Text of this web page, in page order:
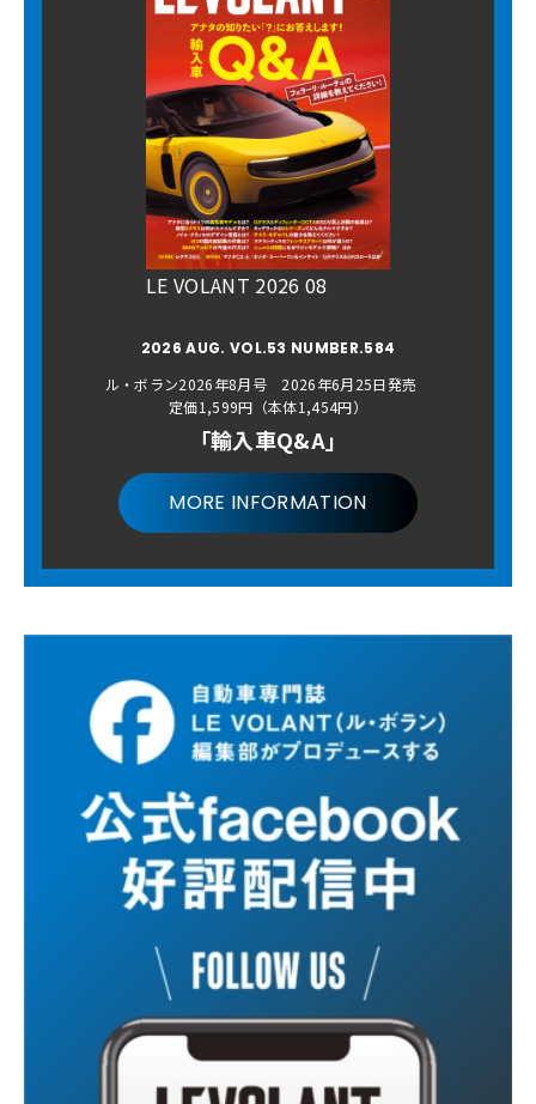
LE VOLANT 2026 08
2026 AUG. VOL.53 NUMBER.584
ル・ボラン2026年8月号 2026年6月25日発売
定価1,599円（本体1,454円）
「輸入車Q&A」
MORE INFORMATION